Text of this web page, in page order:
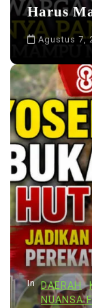
Harus
Agustus 7,
In DAERAH
NUANSA